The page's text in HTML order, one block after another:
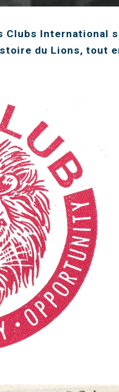
Clubs
du Lions, tout